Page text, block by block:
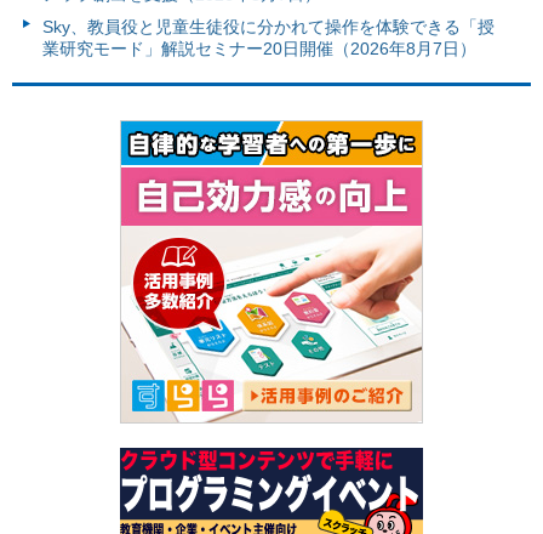
Sky、教員役と児童生徒役に分かれて操作を体験できる「授
業研究モード」解説セミナー20日開催（2026年8月7日）